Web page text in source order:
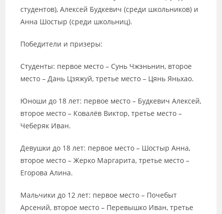
студентов), Алексей Будкевич (среди школьников) и
Анна Шостыр (среди школьниц).
Победители и призеры:
Студенты: первое место – Сунь Чжэньнин, второе
место – Дань Цзяжуй, третье место – Цянь Яньхао.
Юноши до 18 лет: первое место – Будкевич Алексей,
второе место – Ковалёв Виктор, третье место –
Чеберяк Иван.
Девушки до 18 лет: первое место – Шостыр Анна,
второе место – Жерко Маргарита, третье место –
Егорова Алина.
Мальчики до 12 лет: первое место – Почебыт
Арсений, второе место – Перевышко Иван, третье